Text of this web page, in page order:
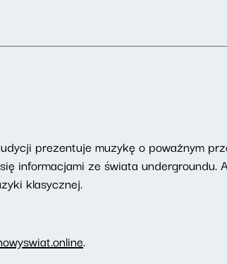
prezentuje muzykę o poważnym
informacjami ze świata
klasycznej.
.